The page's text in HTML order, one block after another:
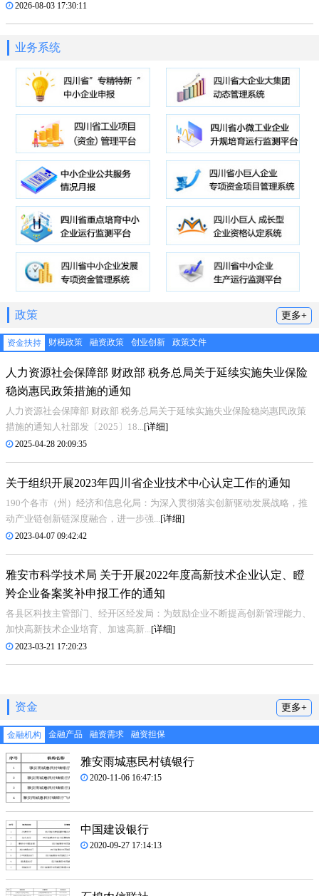
2026-08-03 17:30:11
业务系统
政策 更多+
资金扶持 财税政策 融资政策 创业创新 政策文件
人力资源社会保障部 财政部 税务总局关于延续实施失业保险
稳岗惠民政策措施的通知
人力资源社会保障部 财政部 税务总局关于延续实施失业保险稳岗惠民政策
措施的通知人社部发〔2025〕18... [详细]
2025-04-28 20:09:35
关于组织开展2023年四川省企业技术中心认定工作的通知
190个各市（州）经济和信息化局：为深入贯彻落实创新驱动发展战略，推
动产业链创新链深度融合，进一步强... [详细]
2023-04-07 09:42:42
雅安市科学技术局 关于开展2022年度高新技术企业认定、瞪
羚企业备案奖补申报工作的通知
各县区科技主管部门、经开区经发局：为鼓励企业不断提高创新管理能力、
加快高新技术企业培育、加速高新... [详细]
2023-03-21 17:20:23
资金 更多+
金融机构 金融产品 融资需求 融资担保
雅安雨城惠民村镇银行
2020-11-06 16:47:15
中国建设银行
2020-09-27 17:14:13